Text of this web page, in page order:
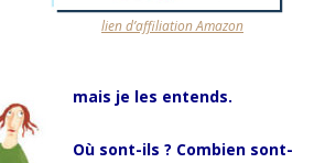
lien d’affiliation Amazon
mais je les entends.
Où sont-ils ? Combien sont-